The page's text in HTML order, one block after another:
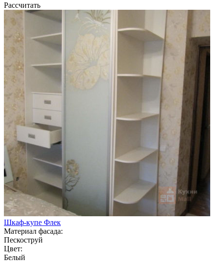
Рассчитать
Шкаф-купе Флек
Материал фасада:
Пескоструй
Цвет:
Белый